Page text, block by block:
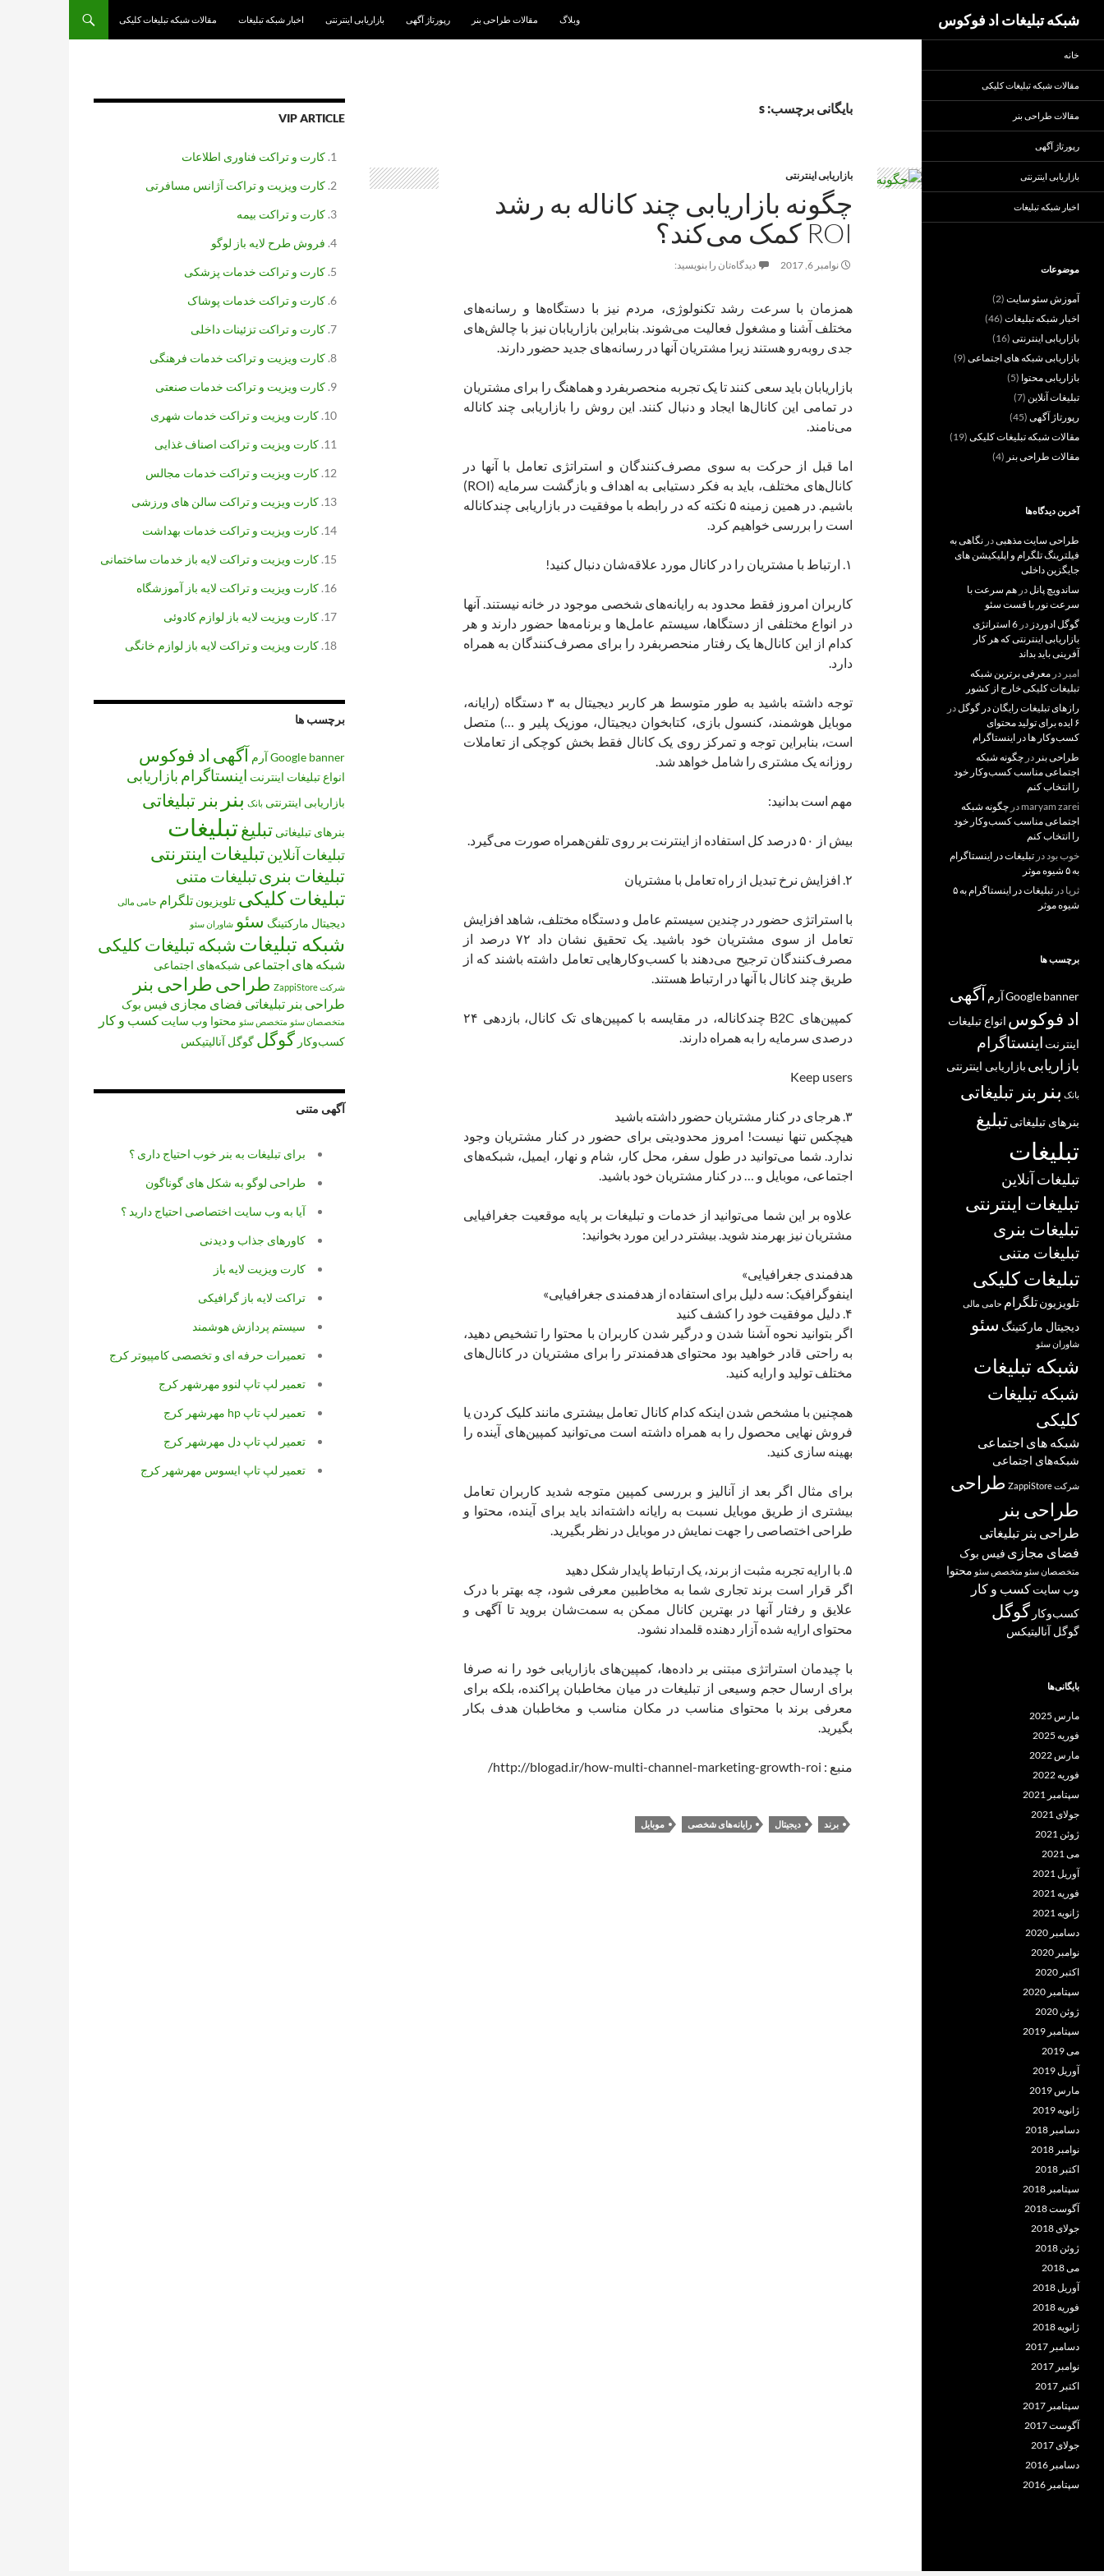
شبکه تبلیغات اد فوکوس
وبلاگ
مقالات طراحی بنر رپورتاژ آگهی بازاریابی اینترنتی اخبار شبکه تبلیغات مقالات شبکه تبلیغات کلیکی
بایگانی برچسب: s
بازاریابی اینترنتی
چگونه بازاریابی چند کاناله به رشد
ROI کمک می‌کند؟
نوامبر 6, 2017 دیدگاه‌تان را بنویسید:
همزمان با سرعت رشد تکنولوژی، مردم نیز با دستگاه‌ها و رسانه‌‌های
مختلف آشنا و مشغول فعالیت می‌شوند. بنابراین بازاریابان نیز با چالش‌های
جدی روبه‌رو هستند زیرا مشتریان آنها در رسانه‌های جدید حضور دارند.
بازاریابان باید سعی کنند تا یک تجربه منحصربفرد و هماهنگ را برای مشتریان
در تمامی این کانال‌ها ایجاد و دنبال کنند. این روش را بازاریابی چند کاناله
می‌نامند.
اما قبل از حرکت به سوی مصرف‌کنندگان و استراتژی تعامل با آنها در
کانال‌های مختلف، باید به فکر دستیابی به اهداف و بازگشت سرمایه (ROI)
باشیم. در همین زمینه ۵ نکته که در رابطه با موفقیت در بازاریابی چندکاناله
است را بررسی خواهیم کرد.
۱. ارتباط با مشتریان را در کانال مورد علاقه‌شان دنبال کنید!
کاربران امروز فقط محدود به رایانه‌های شخصی موجود در خانه نیستند. آنها
در انواع مختلفی از دستگاها، سیستم‌ عامل‌ها و برنامه‌ها حضور دارند و هر
کدام از این کانال‌ها یک رفتار منحصربفرد را برای مصرف‌کنندگان به همراه
دارد.
توجه داشته باشید به طور متوسط هر کاربر دیجیتال به ۳ دستگاه (رایانه،
موبایل هوشمند، کنسول بازی، کتابخوان دیجیتال، موزیک پلیر و …) متصل
است، بنابراین توجه و تمرکز روی یک کانال فقط بخش کوچکی از تعاملات
روزانه یک مشتری را شامل خواهد شد.
مهم است بدانید:
بیش از ۵۰ درصد کل استفاده از اینترنت بر روی تلفن‌همراه صورت می‌گیرد.
۲. افزایش نرخ تبدیل از راه تعامل با مشتریان
با استراتژی حضور در چندین سیستم عامل و دستگاه مختلف، شاهد افزایش
تعامل از سوی مشتریان خود باشید. یک تحقیق نشان داد ۷۲ درصد از
مصرف‌کنندگان ترجیح می‌دهند با کسب‌‌وکارهایی تعامل داشته باشند که از
طریق چند کانال با آنها در ارتباط هستند.
کمپین‌های B2C چندکاناله، در مقایسه با کمپین‌های تک کانال، بازدهی ۲۴
درصدی سرمایه را به همراه دارند.
Keep users
۳. هرجای در کنار مشتریان حضور داشته باشید
هیچکس تنها نیست! امروز محدودیتی برای حضور در کنار مشتریان وجود
ندارد. شما می‌توانید در طول سفر، محل کار، شام و نهار، ایمیل، شبکه‌های
اجتماعی، موبایل و … در کنار مشتریان خود باشید.
علاوه بر این شما می‌توانید از خدمات و تبلیغات بر پایه‌ موقعیت جغرافیایی
مشتریان نیز بهرمند شوید. بیشتر در این مورد بخوانید:
هدفمندی جغرافیایی»
اینفوگرافیک: سه دلیل برای استفاده از هدفمندی جغرافیایی»
۴. دلیل موفقیت خود را کشف کنید
اگر بتوانید نحوه آشنا شدن و درگیر شدن کاربران با محتوا را تشخیص دهید،
به راحتی قادر خواهید بود محتوای هدفمندتر را برای مشتریان در کانال‌های
مختلف تولید و ارایه کنید.
همچنین با مشخص شدن اینکه کدام کانال تعامل بیشتری مانند کلیک کردن یا
فروش نهایی محصول را به همراه داشته است می‌توانید کمپین‌های آینده را
بهینه سازی کنید.
برای مثال اگر بعد از آنالیز و بررسی کمپین متوجه شدید کاربران تعامل
بیشتری از طریق موبایل نسبت به رایانه داشته‌اند باید برای آینده، محتوا و
طراحی اختصاصی را جهت نمایش در موبایل در نظر بگیرید.
۵. با ارایه تجربه مثبت از برند، یک ارتباط پایدار شکل دهید
اگر قرار است برند تجاری شما به مخاطبین معرفی شود، چه بهتر با درک
علایق و رفتار آنها در بهترین کانال ممکن به سمت‌شان بروید تا آگهی و
محتوای ارایه شده آزار دهنده قلمداد نشود.
با چیدمان استراتژی مبتنی بر داده‌ها، کمپین‌های بازاریابی خود را نه صرفا
برای ارسال حجم وسیعی از تبلیغات در میان مخاطبان پراکنده، بلکه برای
معرفی برند با محتوای مناسب در مکان مناسب و مخاطبان هدف بکار
بگیرید.
منبع : http://blogad.ir/how-multi-channel-marketing-growth-roi/
برند دیجیتال رایانه‌های شخصی موبایل
VIP ARTICLE
کارت و تراکت فناوری اطلاعات
کارت ویزیت و تراکت آژانس مسافرتی
کارت و تراکت بیمه
فروش طرح لایه باز لوگو
کارت و تراکت خدمات پزشکی
کارت و تراکت خدمات پوشاک
کارت و تراکت تزئینات داخلی
کارت ویزیت و تراکت خدمات فرهنگی
کارت ویزیت و تراکت خدمات صنعتی
کارت ویزیت و تراکت خدمات شهری
کارت ویزیت و تراکت اصناف غذایی
کارت ویزیت و تراکت خدمات مجالس
کارت ویزیت و تراکت سالن های ورزشی
کارت ویزیت و تراکت خدمات بهداشت
کارت ویزیت و تراکت لایه باز خدمات ساختمانی
کارت ویزیت و تراکت لایه باز آموزشگاه
کارت ویزیت لایه باز لوازم کادوئی
کارت ویزیت و تراکت لایه باز لوازم خانگی
برچسب ها
banner
Googleآرم آگهی اد فوکوس
انواع تبلیغات اینترنت اینستاگرام بازاریابی
بازاریابی اینترنتی بانک بنر بنر تبلیغاتی
بنرهای تبلیغاتی تبلیغتبلیغات
تبلیغات آنلاینتبلیغات اینترنتی
تبلیغات بنریتبلیغات متنی
تبلیغات کلیکی تلویزیون تلگرام حامی مالی
دیجیتال مارکتینگ سئو شاوران سئو
شبکه تبلیغات شبکه تبلیغات کلیکی
شبکه های اجتماعی شبکه‌های اجتماعی
شرکت ZappiStore طراحی طراحی بنر
طراحی بنر تبلیغاتی فضای مجازی فیس بوک
متخصصان سئو متخصص سئو محتوا وب سایت کسب و کار
کسب‌وکار گوگل گوگل آنالیتیکس
آگهی متنی
برای تبلیغات به بنر خوب احتیاج داری ؟
طراحی لوگو به شکل های گوناگون
آیا به وب سایت اختصاصی احتیاج دارید ؟
کاورهای جذاب و دیدنی
کارت ویزیت لایه باز
تراکت لایه باز گرافیکی
سیستم پردازش هوشمند
تعمیرات حرفه ای و تخصصی کامپیوتر کرج
تعمیر لپ تاپ لنوو مهرشهر کرج
تعمیر لپ تاپ hp مهرشهر کرج
تعمیر لپ تاپ دل مهرشهر کرج
تعمیر لپ تاپ ایسوس مهرشهر کرج
خانه
مقالات شبکه تبلیغات کلیکی
مقالات طراحی بنر
رپورتاژ آگهی
بازاریابی اینترنتی
اخبار شبکه تبلیغات
موضوعات
آموزش سئو سایت (2)
اخبار شبکه تبلیغات (46)
بازاریابی اینترنتی (16)
بازاریابی شبکه های اجتماعی (9)
بازاریابی محتوا (5)
تبلیغات آنلاین (7)
رپورتاژ آگهی (45)
مقالات شبکه تبلیغات کلیکی (19)
مقالات طراحی بنر (4)
آخرین دیدگاه‌ها
طراحی سایت مذهبیدر نگاهی به
فیلترینگ تلگرام و اپلیکیشن های
جایگزین داخلی
ساندویچ پانلدر هم سرعت با
سرعت نور با فست سئو
گوگل ادوردز در
6 استراتژی
بازاریابی اینترنتی که هر کار
آفرینی باید بداند
امیر در معرفی برترین شبکه
تبلیغات کلیکی خارج از کشور
رازهای تبلیغات رایگان در گوگلدر
۶ ایده برای تولید محتوای
کسب‌و‌کار ها در اینستاگرام
طراحی بنر در چگونه شبکه
اجتماعی مناسب کسب‌وکار خود
را انتخاب کنم
maryam zarei در چگونه شبکه
اجتماعی مناسب کسب‌وکار خود
را انتخاب کنم
خوب بوددر تبلیغات در اینستاگرام
به ۵ شیوه موثر
ثریا در
تبلیغات در اینستاگرام به ۵
شیوه موثر
برچسب ها
banner
Googleآرم آگهی
اد فوکوس انواع تبلیغات
اینترنت اینستاگرام
بازاریابی بازاریابی اینترنتی
بانک بنر بنر تبلیغاتی
بنرهای تبلیغاتیتبلیغ
تبلیغات
تبلیغات آنلاین
تبلیغات اینترنتی
تبلیغات بنری
تبلیغات متنی
تبلیغات کلیکی
تلویزیونتلگرام حامی مالی
دیجیتال مارکتینگ سئو
شاوران سئو
شبکه تبلیغات
شبکه تبلیغات
کلیکی
شبکه های اجتماعی
شبکه‌های اجتماعی
شرکت ZappiStore
طراحی
طراحی بنر
طراحی بنر تبلیغاتی
فضای مجازی فیس بوک
متخصصان سئو متخصص سئو محتوا
وب سایتکسب و کار
کسب‌وکار گوگل
گوگل آنالیتیکس
بایگانی‌ها
مارس 2025
فوریه 2025
مارس 2022
فوریه 2022
سپتامبر 2021
جولای 2021
ژوئن 2021
می 2021
آوریل 2021
فوریه 2021
ژانویه 2021
دسامبر 2020
نوامبر 2020
اکتبر 2020
سپتامبر 2020
ژوئن 2020
سپتامبر 2019
می 2019
آوریل 2019
مارس 2019
ژانویه 2019
دسامبر 2018
نوامبر 2018
اکتبر 2018
سپتامبر 2018
آگوست 2018
جولای 2018
ژوئن 2018
می 2018
آوریل 2018
فوریه 2018
ژانویه 2018
دسامبر 2017
نوامبر 2017
اکتبر 2017
سپتامبر 2017
آگوست 2017
جولای 2017
دسامبر 2016
سپتامبر 2016